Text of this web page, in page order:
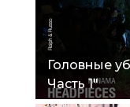
Головные
Часть 1"